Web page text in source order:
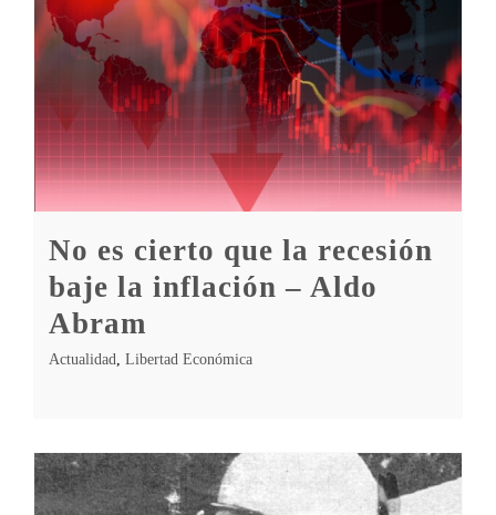
No es cierto que la recesión
baje la inflación – Aldo
Abram
Actualidad, Libertad Económica